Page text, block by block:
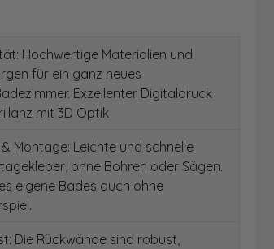
Hochwertige Materialien und
für ein ganz neues
Exzellenter Digitaldruck
mit 3D Optik
Montage: Leichte und schnelle
ohne Bohren oder Sägen.
eigene Bades auch ohne
Die Rückwände sind robust,